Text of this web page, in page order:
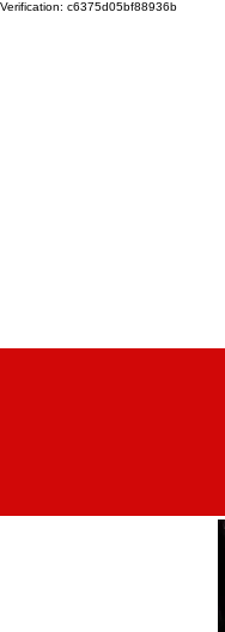
Verification: c6375d05bf88936b